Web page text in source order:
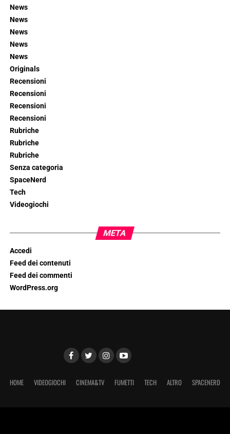
News
News
News
News
News
Originals
Recensioni
Recensioni
Recensioni
Recensioni
Rubriche
Rubriche
Rubriche
Senza categoria
SpaceNerd
Tech
Videogiochi
META
Accedi
Feed dei contenuti
Feed dei commenti
WordPress.org
HOME VIDEOGIOCHI CINEMA&TV FUMETTI TECH ALTRO SPACENERD